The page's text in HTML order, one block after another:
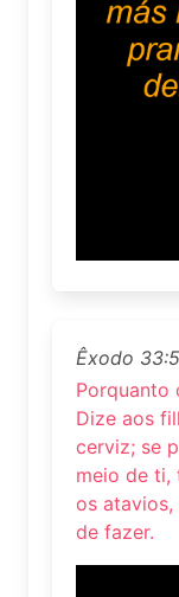
Êxodo 33:5
Porquanto
Dize aos
cerviz; se
meio de ti,
os atavios,
de fazer.